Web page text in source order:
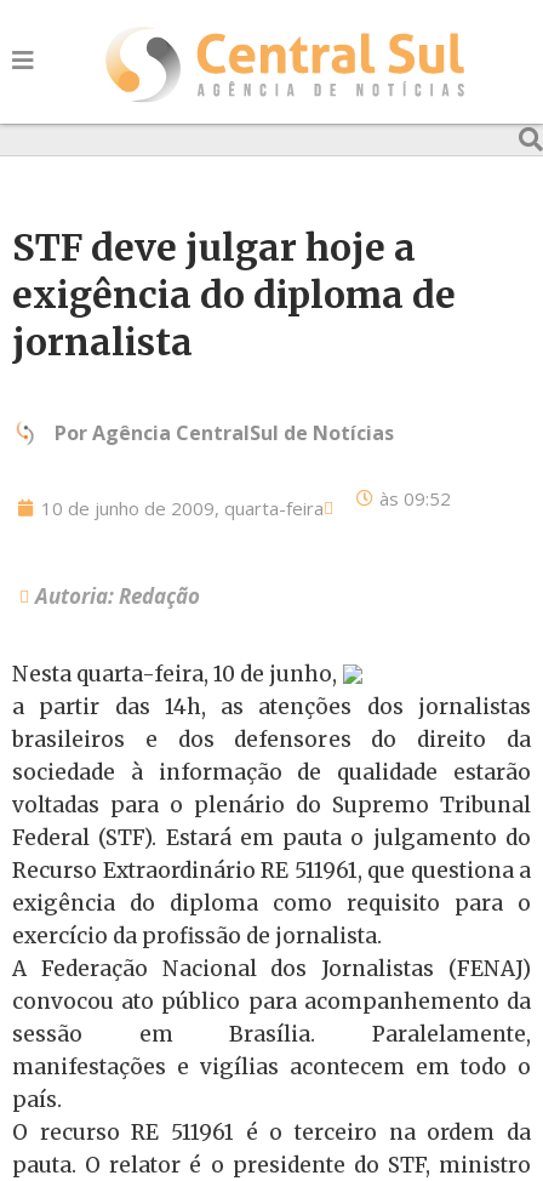
STF deve julgar hoje a
exigência do diploma de
jornalista
PorAgência CentralSul de Notícias
10 de junho de 2009, quarta-feira às 09:52
Autoria: Redação
Nesta quarta-feira, 10 de junho,
a partir das 14h, as atenções dos jornalistas
brasileiros e dos defensores do direito da
sociedade à informação de qualidade estarão
voltadas para o plenário do Supremo Tribunal
Federal (STF). Estará em pauta o julgamento do
Recurso Extraordinário RE 511961, que questiona a
exigência do diploma como requisito para o
exercício da profissão de jornalista.
A Federação Nacional dos Jornalistas (FENAJ)
convocou ato público para acompanhemento da
sessão em Brasília. Paralelamente,
manifestações e vigílias acontecem em todo o
país.
O recurso RE 511961 é o terceiro na ordem da
pauta. O relator é o presidente do STF, ministro